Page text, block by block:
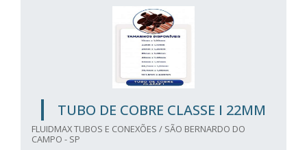
TUBO DE COBRE CLASSE I 22MM
FLUIDMAX TUBOS E CONEXÕES / SÃO BERNARDO DO
CAMPO - SP